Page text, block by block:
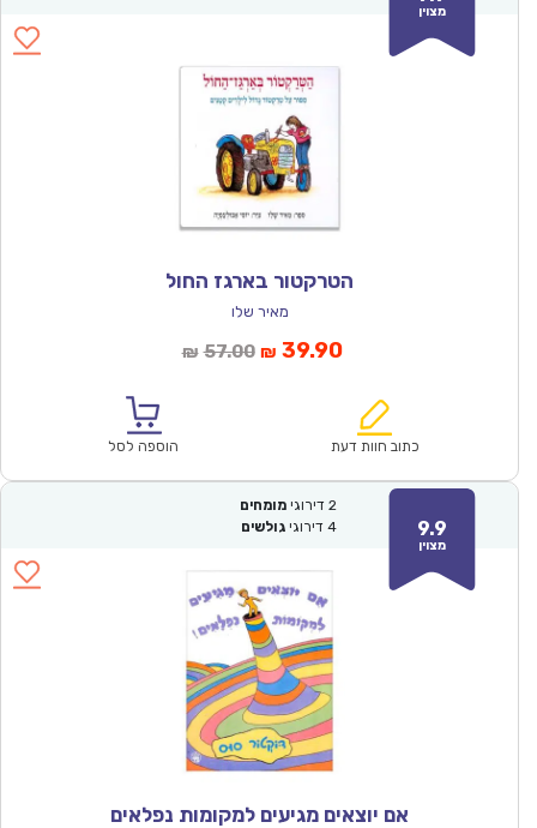
מצוין
הטרקטור בארגז החול
מאיר שלו
₪ 57.00המחיר
₪57.00.
₪ 39.90המחיר
הוא:
כתוב חוות דעת הוספה לסל
9.9
מצוין
2 דירוגי מומחים
4 דירוגי גולשים
אם יוצאים מגיעים למקומות נפלאים